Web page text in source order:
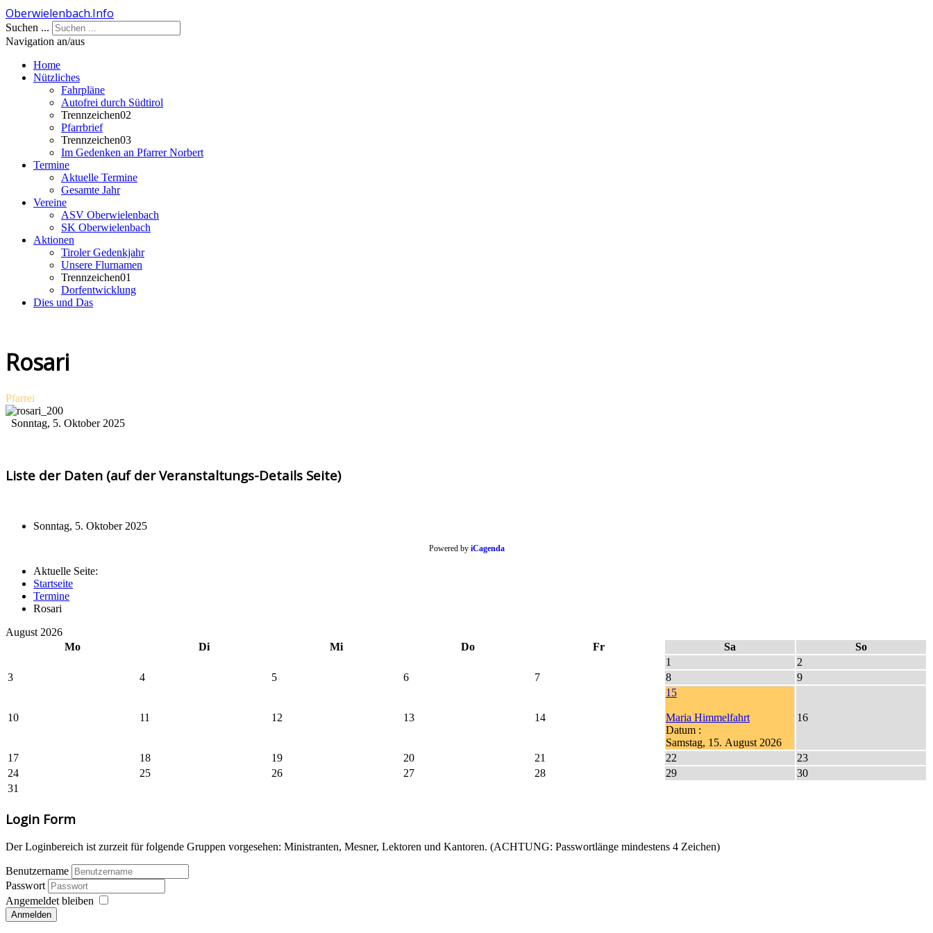
Oberwielenbach.Info
Suchen ...
Navigation an/aus
Home
Nützliches
Fahrpläne
Autofrei durch Südtirol
Trennzeichen02
Pfarrbrief
Trennzeichen03
Im Gedenken an Pfarrer Norbert
Termine
Aktuelle Termine
Gesamte Jahr
Vereine
ASV Oberwielenbach
SK Oberwielenbach
Aktionen
Tiroler Gedenkjahr
Unsere Flurnamen
Trennzeichen01
Dorfentwicklung
Dies und Das
Rosari
Pfarrei
Sonntag, 5. Oktober 2025
Liste der Daten (auf der Veranstaltungs-Details Seite)
Sonntag, 5. Oktober 2025
Powered by iCagenda
Aktuelle Seite:
Startseite
Termine
Rosari
Jahr
Monat
Jahr
Monat
August 2026
Mo
Di Mi Do Fr Sa
So
1
2
3
4 5 6 7 8 9
10 11 12 13 14
15
Maria Himmelfahrt
Datum :
Samstag, 15. August 2026
16
17 18 19 20 21 22
23
24
25 26 27 28 29
30
31
Login Form
Der Loginbereich ist zurzeit für folgende Gruppen vorgesehen: Ministranten, Mesner, Lektoren und Kantoren. (ACHTUNG: Passwortlänge mindestens 4 Zeichen)
Benutzername
Passwort
Angemeldet bleiben
Anmelden